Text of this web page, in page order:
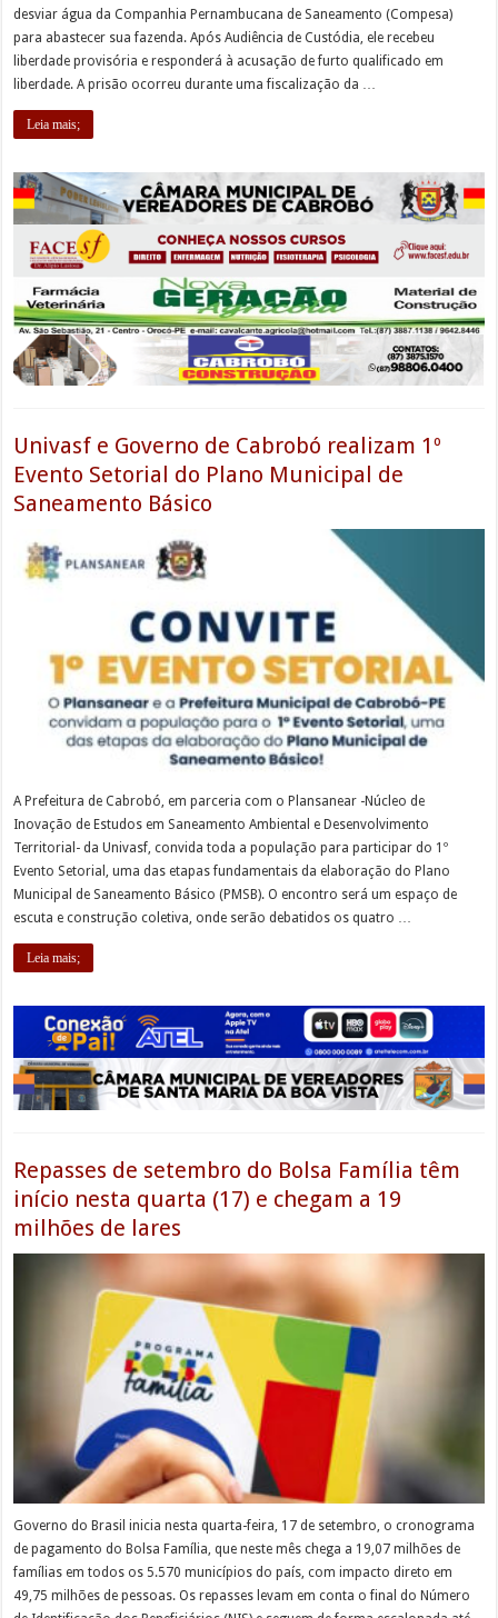
desviar água da Companhia Pernambucana de Saneamento (Compesa)
para abastecer sua fazenda. Após Audiência de Custódia, ele recebeu
liberdade provisória e responderá à acusação de furto qualificado em
liberdade. A prisão ocorreu durante uma fiscalização da …
Leia mais;
Univasf e Governo de Cabrobó realizam 1º
Evento Setorial do Plano Municipal de
Saneamento Básico
A Prefeitura de Cabrobó, em parceria com o Plansanear -Núcleo de
Inovação de Estudos em Saneamento Ambiental e Desenvolvimento
Territorial- da Univasf, convida toda a população para participar do 1º
Evento Setorial, uma das etapas fundamentais da elaboração do Plano
Municipal de Saneamento Básico (PMSB). O encontro será um espaço de
escuta e construção coletiva, onde serão debatidos os quatro …
Leia mais;
Repasses de setembro do Bolsa Família têm
início nesta quarta (17) e chegam a 19
milhões de lares
Governo do Brasil inicia nesta quarta-feira, 17 de setembro, o cronograma
de pagamento do Bolsa Família, que neste mês chega a 19,07 milhões de
famílias em todos os 5.570 municípios do país, com impacto direto em
49,75 milhões de pessoas. Os repasses levam em conta o final do Número